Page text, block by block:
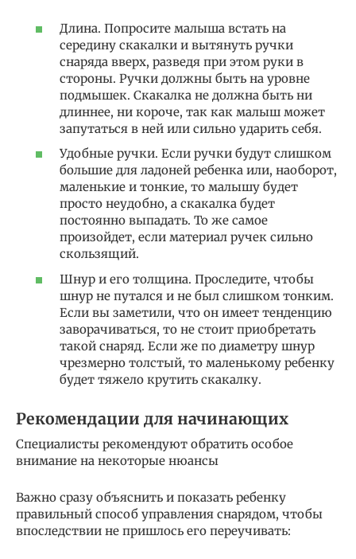
Длина. Попросите малыша встать на
середину скакалки и вытянуть ручки
снаряда вверх, разведя при этом руки в
стороны. Ручки должны быть на уровне
подмышек. Скакалка не должна быть ни
длиннее, ни короче, так как малыш может
запутаться в ней или сильно ударить себя.
Удобные ручки. Если ручки будут слишком
большие для ладоней ребенка или, наоборот,
маленькие и тонкие, то малышу будет
просто неудобно, а скакалка будет
постоянно выпадать. То же самое
произойдет, если материал ручек сильно
скользящий.
Шнур и его толщина. Проследите, чтобы
шнур не путался и не был слишком тонким.
Если вы заметили, что он имеет тенденцию
заворачиваться, то не стоит приобретать
такой снаряд. Если же по диаметру шнур
чрезмерно толстый, то маленькому ребенку
будет тяжело крутить скакалку.
Рекомендации для начинающих
Специалисты рекомендуют обратить особое
внимание на некоторые нюансы
Важно сразу объяснить и показать ребенку
правильный способ управления снарядом, чтобы
впоследствии не пришлось его переучивать: